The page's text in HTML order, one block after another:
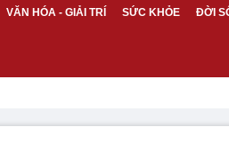
VĂN HÓA - GIẢI TRÍ SỨC KHỎE ĐỜI